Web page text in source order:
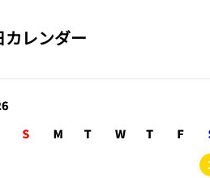
カレンダー